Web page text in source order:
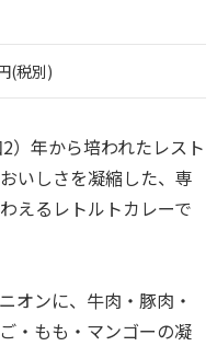
(税別)
）年から培われたレスト
いしさを凝縮した、専
えるレトルトカレーで
オンに、牛肉・豚肉・
・もも・マンゴーの凝